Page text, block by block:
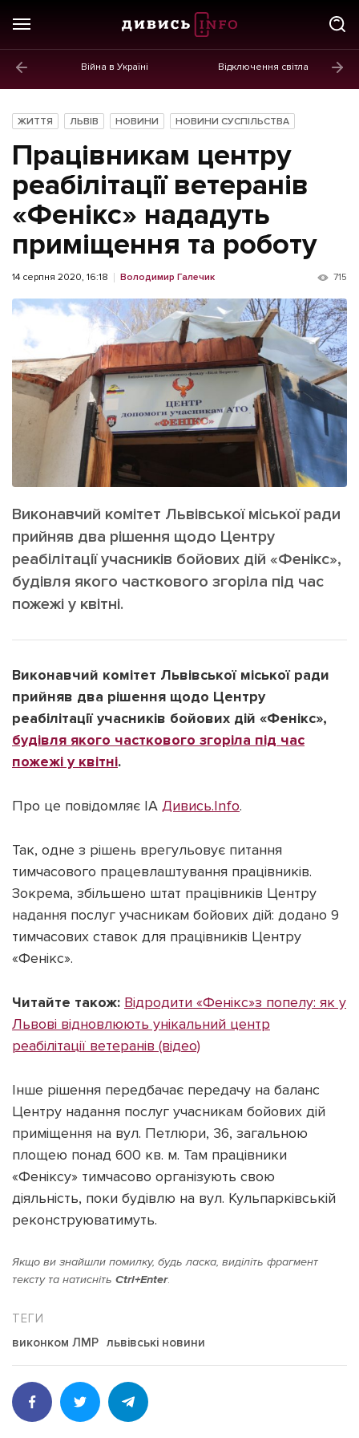
Війна в Україні Відключення світла
Новини
Політика
Економіка
Бізнес
Життя
Культура
Афіша
ІНШЕ
Інтерв'ю
Картки
Розслідування
Ініціативи
Лонгріди
Прес-релізи
Фото/Відео
Made in Lviv
Зв'язатися з нами
Політика конфіденційності
Наші соц мережі
Підтримати dyvys.info
ЖИТТЯ ЛЬВІВ НОВИНИ НОВИНИ СУСПІЛЬСТВА
Працівникам центру
реабілітації ветеранів
«Фенікс» нададуть
приміщення та роботу
14 серпня 2020, 16:18 Володимир Галечик 715
Виконавчий комітет Львівської міської ради
прийняв два рішення щодо Центру
реабілітації учасників бойових дій «Фенікс»,
будівля якого часткового згоріла під час
пожежі у квітні.
Виконавчий комітет Львівської міської ради
прийняв два рішення щодо Центру
реабілітації учасників бойових дій «Фенікс»,
будівля якого часткового згоріла під час
пожежі у квітні.
Про це повідомляє ІА Дивись.Info.
Так, одне з рішень врегульовує питання
тимчасового працевлаштування працівників.
Зокрема, збільшено штат працівників Центру
надання послуг учасникам бойових дій: додано 9
тимчасових ставок для працівників Центру
«Фенікс».
Читайте також: Відродити «Фенікс»з попелу: як у
Львові відновлюють унікальний центр
реабілітації ветеранів (відео)
Інше рішення передбачає передачу на баланс
Центру надання послуг учасникам бойових дій
приміщення на вул. Петлюри, 36, загальною
площею понад 600 кв. м. Там працівники
«Феніксу» тимчасово організують свою
діяльність, поки будівлю на вул. Кульпарківській
реконструюватимуть.
Якщо ви знайшли помилку, будь ласка, виділіть фрагмент
тексту та натисніть Ctrl+Enter.
виконком ЛМР львівські новини